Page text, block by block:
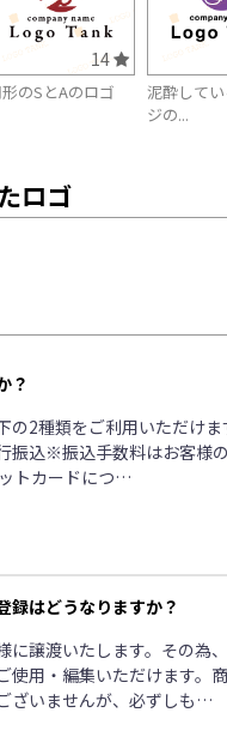
14
のSとAのロゴ
泥酔して
ジの...
ロゴ
？
の2種類をご利用いただけま
振込※振込手数料はお客様
トカードにつ…
録はどうなりますか？
に譲渡いたします。その為
使用・編集いただけます。
ざいませんが、必ずしも…